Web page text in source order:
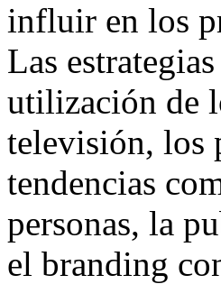
influir en los
Las
utilización de
televisión, los
tendencias
personas, la
el branding